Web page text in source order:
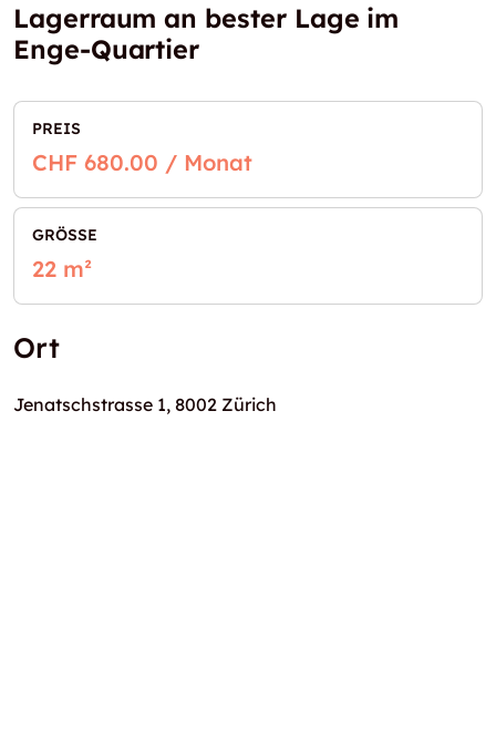
Lagerraum an bester Lage im
Enge-Quartier
PREIS
CHF 680.00 / Monat
GRÖSSE
22 m²
Ort
Jenatschstrasse 1, 8002 Zürich